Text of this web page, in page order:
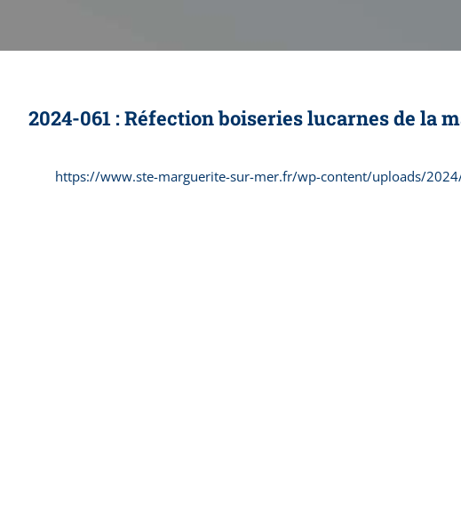
2024-061 : Réfection boiseries lucarnes de la
https://www.ste-marguerite-sur-mer.fr/wp-content/uploads/